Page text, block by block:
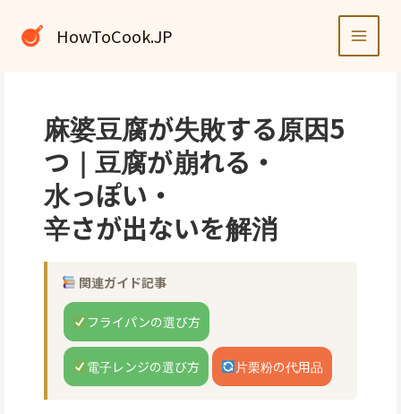
HowToCook.JP
麻婆豆腐が失敗する原因5
つ｜豆腐が崩れる・
水っぽい・
辛さが出ないを解消
関連ガイド記事
フライパンの選び方
電子レンジの選び方 片栗粉の代用品